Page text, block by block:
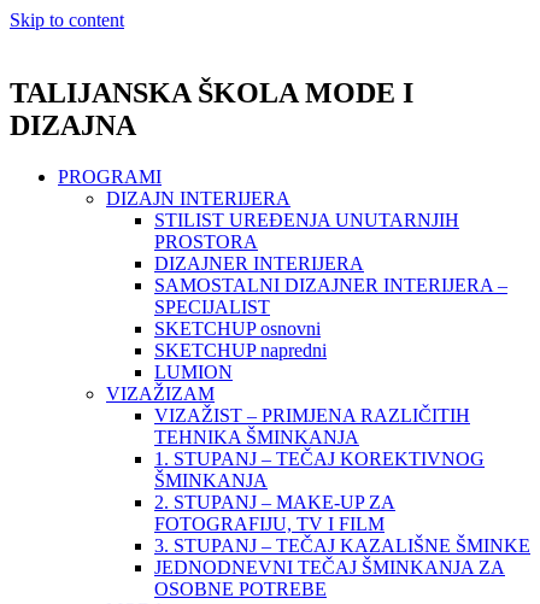
Skip to content
TALIJANSKA ŠKOLA MODE I
DIZAJNA
PROGRAMI
DIZAJN INTERIJERA
STILIST UREĐENJA UNUTARNJIH
PROSTORA
DIZAJNER INTERIJERA
SAMOSTALNI DIZAJNER INTERIJERA –
SPECIJALIST
SKETCHUP osnovni
SKETCHUP napredni
LUMION
VIZAŽIZAM
VIZAŽIST – PRIMJENA RAZLIČITIH
TEHNIKA ŠMINKANJA
1. STUPANJ – TEČAJ KOREKTIVNOG
ŠMINKANJA
2. STUPANJ – MAKE-UP ZA
FOTOGRAFIJU, TV I FILM
3. STUPANJ – TEČAJ KAZALIŠNE ŠMINKE
JEDNODNEVNI TEČAJ ŠMINKANJA ZA
OSOBNE POTREBE